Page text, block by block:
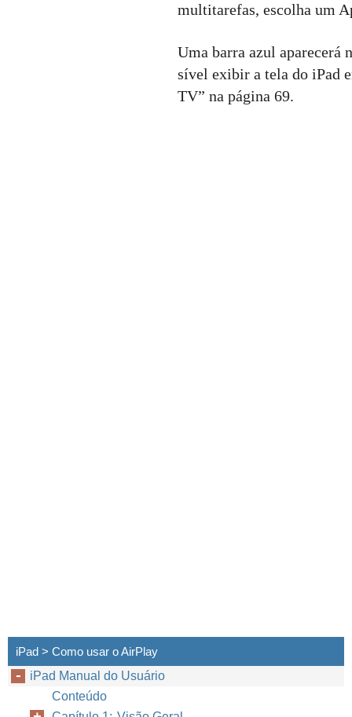
multitarefas, escolha um
Uma barra azul aparecerá
sível exibir a tela do iPad
TV” na página 69.
iPad > Como usar o AirPlay
iPad Manual do Usuário
Conteúdo